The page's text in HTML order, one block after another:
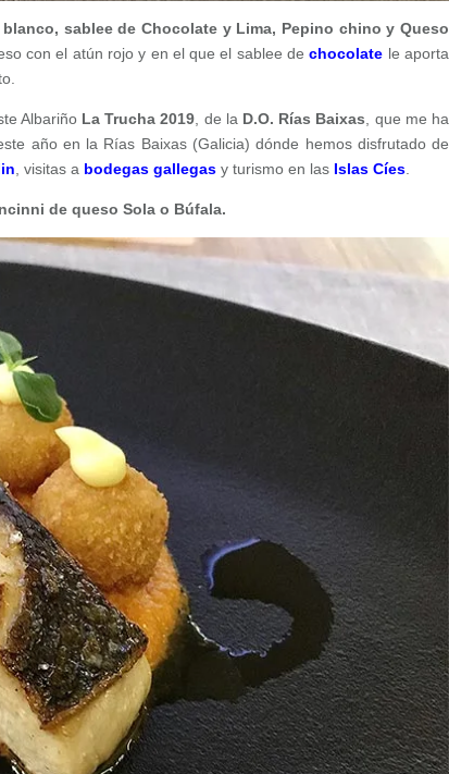
sablee de Chocolate y Lima, Pepino chino y Queso
con el atún rojo y en el que el sablee dechocolate le aporta
Albariño La Trucha 2019 , de la D.O. Rías Baixas , que me ha
año en la Rías Baixas (Galicia) dónde hemos disfrutado de
, visitas a bodegas gallegas y turismo en las Islas Cíes
de queso Sola o Búfala.